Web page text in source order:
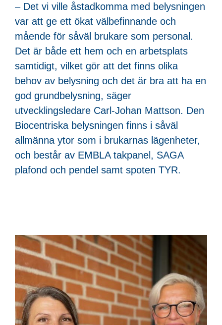
– Det vi ville åstadkomma med belysningen
var att ge ett ökat välbefinnande och
mående för såväl brukare som personal.
Det är både ett hem och en arbetsplats
samtidigt, vilket gör att det finns olika
behov av belysning och det är bra att ha en
god grundbelysning, säger
utvecklingsledare Carl-Johan Mattson. Den
Biocentriska belysningen finns i såväl
allmänna ytor som i brukarnas lägenheter,
och består av EMBLA takpanel, SAGA
plafond och pendel samt spoten TYR.